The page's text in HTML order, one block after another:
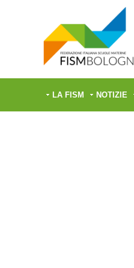
LA FISM NOTIZIE